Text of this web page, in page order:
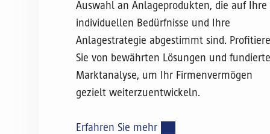
Auswahl an Anlageprodukten, die auf Ihre
individuellen Bedürfnisse und Ihre
Anlagestrategie abgestimmt sind.
Sie von bewährten Lösungen und
Marktanalyse, um Ihr Firmenvermögen
gezielt weiterzuentwickeln.
Erfahren Sie mehr